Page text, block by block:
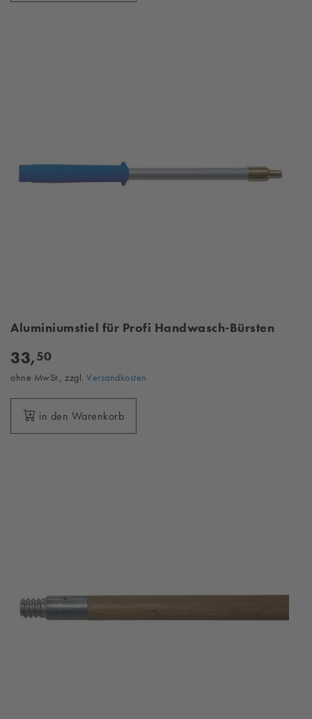
Aluminiumstiel für Profi Handwasch-Bürsten
33,50
ohne MwSt., zzgl. Versandkosten
in den Warenkorb